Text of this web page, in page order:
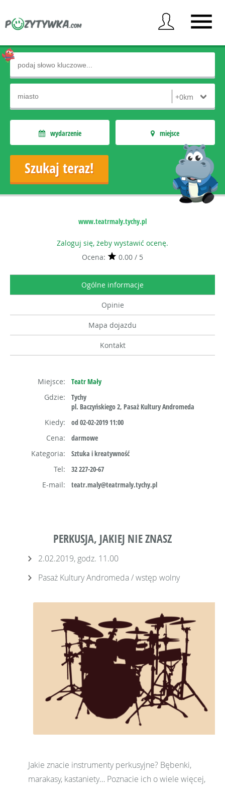
wydarzenie miejsce
www.teatrmaly.tychy.pl
Zaloguj się, żeby wystawić ocenę.
Ocena:
0.00 / 5
Ogólne informacje
Opinie
Mapa dojazdu
Kontakt
Miejsce:
Teatr Mały
Gdzie:
Tychy
pl. Baczyńskiego 2, Pasaż Kultury Andromeda
Kiedy:
od 02-02-2019 11:00
Cena:
darmowe
Kategoria:
Sztuka i kreatywność
Tel:
32 227-20-67
E-mail:
teatr.maly@teatrmaly.tychy.pl
PERKUSJA, JAKIEJ NIE ZNASZ
2.02.2019, godz. 11.00
Pasaż Kultury Andromeda / wstęp wolny
Jakie znacie instrumenty perkusyjne? Bębenki,
marakasy, kastaniety… Poznacie ich o wiele więcej,